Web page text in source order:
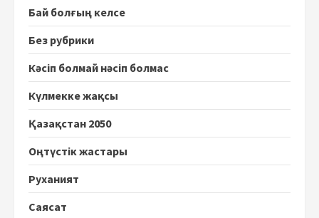
Бай болғың келсе
Без рубрики
Кәсіп болмай нәсіп болмас
Күлмекке жақсы
Қазақстан 2050
Оңтүстік жастары
Руханият
Саясат